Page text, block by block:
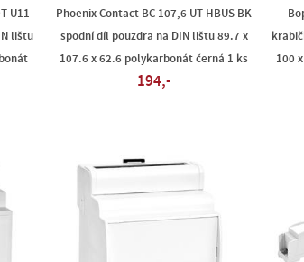
U11
lištu
Phoenix Contact BC 107,6 UT HBUS BK
spodní díl pouzdra na DIN lištu 89.7 x
107.6 x 62.6 polykarbonát černá 1 ks
194,-
100